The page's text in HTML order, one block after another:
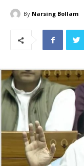
By Narsing Bollam